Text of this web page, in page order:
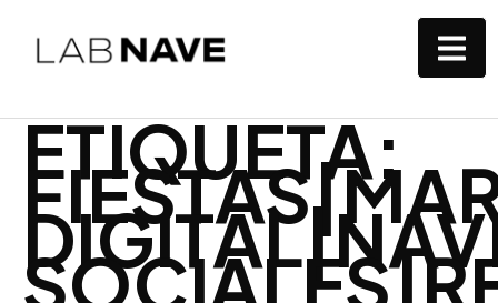
ETIQUETA: